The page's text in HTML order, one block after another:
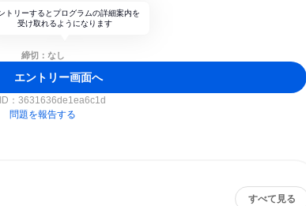
トリーするとプログラムの詳細案内を
受け取れるようになります
締切：なし
エントリー画面へ
： 3631636de1ea6c1d
問題を報告する
すべて見る